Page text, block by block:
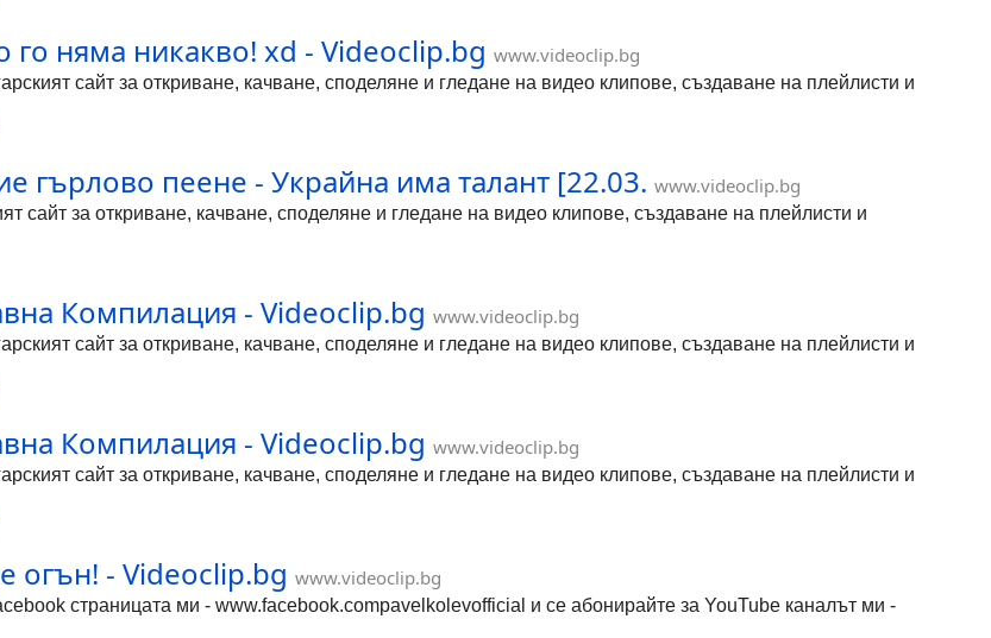
няма никакво! xd - Videoclip.bg www.videoclip.bg
сайт за откриване, качване, споделяне и гледане на видео клипове, създаване на плейлисти и
гърлово пеене - Украйна има талант [22.03. www.videoclip.bg
сайт за откриване, качване, споделяне и гледане на видео клипове, създаване на плейлисти и
Компилация - Videoclip.bg www.videoclip.bg
сайт за откриване, качване, споделяне и гледане на видео клипове, създаване на плейлисти и
Компилация - Videoclip.bg www.videoclip.bg
сайт за откриване, качване, споделяне и гледане на видео клипове, създаване на плейлисти и
огън! - Videoclip.bg www.videoclip.bg
страницата ми - www.facebook.compavelkolevofficial и се абонирайте за YouTube каналът ми -